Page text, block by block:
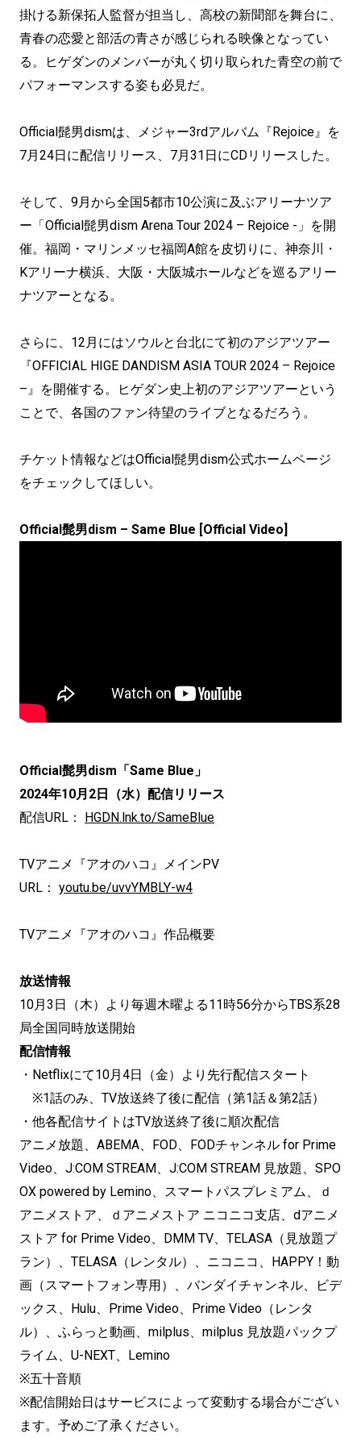
掛ける新保拓人監督が担当し、高校の新聞部を舞台に、
青春の恋愛と部活の青さが感じられる映像となってい
る。ヒゲダンのメンバーが丸く切り取られた青空の前で
パフォーマンスする姿も必見だ。
Official髭男dismは、メジャー3rdアルバム『Rejoice』を
7月24日に配信リリース、7月31日にCDリリースした。
そして、9月から全国5都市10公演に及ぶアリーナツア
ー「Official髭男dism Arena Tour 2024 – Rejoice -」を開
催。福岡・マリンメッセ福岡A館を皮切りに、神奈川・
Kアリーナ横浜、大阪・大阪城ホールなどを巡るアリー
ナツアーとなる。
さらに、12月にはソウルと台北にて初のアジアツアー
『OFFICIAL HIGE DANDISM ASIA TOUR 2024 – Rejoice
–』を開催する。ヒゲダン史上初のアジアツアーという
ことで、各国のファン待望のライブとなるだろう。
チケット情報などはOfficial髭男dism公式ホームページ
をチェックしてほしい。
Official髭男dism – Same Blue [Official Video]
Official髭男dism「Same Blue」
2024年10月2日（水）配信リリース
配信URL： HGDN.lnk.to/SameBlue
TVアニメ『アオのハコ』メインPV
URL： youtu.be/uvvYMBLY-w4
TVアニメ『アオのハコ』作品概要
放送情報
10月3日（木）より毎週木曜よる11時56分からTBS系28
局全国同時放送開始
配信情報
・Netflixにて10月4日（金）より先行配信スタート
※1話のみ、TV放送終了後に配信（第1話＆第2話）
・他各配信サイトはTV放送終了後に順次配信
アニメ放題、ABEMA、FOD、FODチャンネル for Prime
Video、J:COM STREAM、J:COM STREAM 見放題、SPO
OX powered by Lemino、スマートパスプレミアム、ｄ
アニメストア、ｄアニメストア ニコニコ支店、dアニメ
ストア for Prime Video、DMM TV、TELASA（見放題プ
ラン）、TELASA（レンタル）、ニコニコ、HAPPY！動
画（スマートフォン専用）、バンダイチャンネル、ビデ
ックス、Hulu、Prime Video、Prime Video（レンタ
ル）、ふらっと動画、milplus、milplus 見放題パックプ
ライム、U-NEXT、Lemino
※五十音順
※配信開始日はサービスによって変動する場合がござい
ます。予めご了承ください。